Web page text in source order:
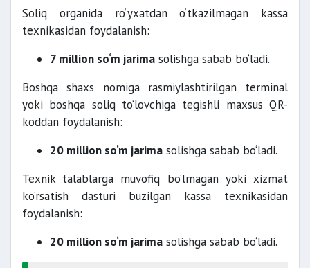
Soliq organida ro‘yxatdan o‘tkazilmagan kassa
texnikasidan foydalanish:
7 million so‘m jarima solishga sabab bo‘ladi.
Boshqa shaxs nomiga rasmiylashtirilgan terminal
yoki boshqa soliq to‘lovchiga tegishli maxsus QR-
koddan foydalanish:
20 million so‘m jarima solishga sabab bo‘ladi.
Texnik talablarga muvofiq bo‘lmagan yoki xizmat
ko‘rsatish dasturi buzilgan kassa texnikasidan
foydalanish:
20 million so‘m jarima solishga sabab bo‘ladi.